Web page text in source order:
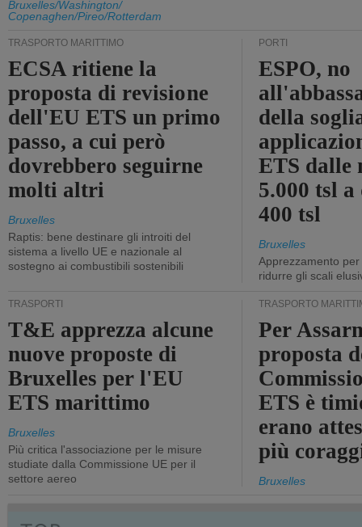
Bruxelles/Washington/
Copenaghen/Pireo/Rotterdam
TRASPORTO MARITTIMO
ECSA ritiene la
proposta di revisione
dell'EU ETS un primo
passo, a cui però
dovrebbero seguirne
molti altri
Bruxelles
Raptis: bene destinare gli introiti del
sistema a livello UE e nazionale al
sostegno ai combustibili sostenibili
PORTI
ESPO, no
della
ETS dalle
5.000 tsl
400 tsl
Bruxelles
Apprezzamento
ridurre gli scali
TRASPORTI
T&E apprezza alcune
nuove proposte di
Bruxelles per l'EU
ETS marittimo
Bruxelles
Più critica l'associazione per le misure
studiate dalla Commissione UE per il
settore aereo
TRASPORTO
Per
proposta
ETS è
erano
più
Bruxelles